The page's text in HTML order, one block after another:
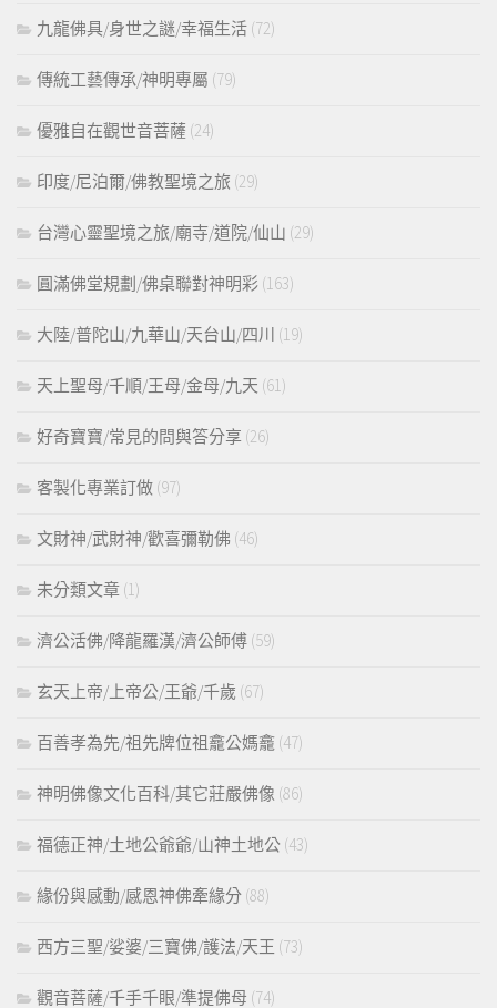
九龍佛具/身世之謎/幸福生活 (72)
傳統工藝傳承/神明專屬 (79)
優雅自在觀世音菩薩 (24)
印度/尼泊爾/佛教聖境之旅 (29)
台灣心靈聖境之旅/廟寺/道院/仙山 (29)
圓滿佛堂規劃/佛桌聯對神明彩 (163)
大陸/普陀山/九華山/天台山/四川 (19)
天上聖母/千順/王母/金母/九天 (61)
好奇寶寶/常見的問與答分享 (26)
客製化專業訂做 (97)
文財神/武財神/歡喜彌勒佛 (46)
未分類文章 (1)
濟公活佛/降龍羅漢/濟公師傅 (59)
玄天上帝/上帝公/王爺/千歲 (67)
百善孝為先/祖先牌位祖龕公媽龕 (47)
神明佛像文化百科/其它莊嚴佛像 (86)
福德正神/土地公爺爺/山神土地公 (43)
緣份與感動/感恩神佛牽緣分 (88)
西方三聖/娑婆/三寶佛/護法/天王 (73)
觀音菩薩/千手千眼/準提佛母 (74)